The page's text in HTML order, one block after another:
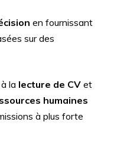
en fournissant
sur des
la lecture de CV et
humaines
à plus forte